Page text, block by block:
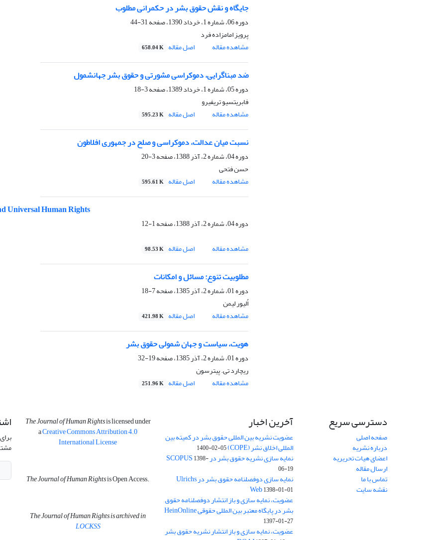
جایگاه و نقش حقوق بشر در حکمرانی مطلوب
دوره 06، شماره 1، خرداد 1390، صفحه
31-44
پرویز امامزاده فرد
مشاهده مقاله
اصل مقاله 658.04 K
ضد مبناگرایی، دموکراسی مشورتی و حقوق‌ بشر جهانشمول
دوره 05، شماره 1، خرداد 1389، صفحه
3-18
فابریتسیو تریفیرو
مشاهده مقاله
اصل مقاله 595.23 K
نسبت میان عدالت، دموکراسی و صلح در جمهوری افلاطون
دوره 04، شماره 2، آذر 1388، صفحه
3-20
حسن فتحی
مشاهده مقاله
اصل مقاله 595.61 K
Universal Human Rights
دوره 04، شماره 2، آذر 1388، صفحه
1-12
مشاهده مقاله
اصل مقاله 98.53 K
مطلوبیت تنوع: مسائل و امکانات
دوره 01، شماره 2، آذر 1385، صفحه
7-18
اُلیور لیمن
مشاهده مقاله
اصل مقاله 421.98 K
هویت، سیاست و جهان‌ شمولی حقوق بشر
دوره 01، شماره 2، آذر 1385، صفحه
19-32
ریچارد تی. پیترسون
مشاهده مقاله
اصل مقاله 251.96 K
دسترسی سریع
صفحه اصلی
درباره نشریه
اعضای هیات تحریریه
ارسال مقاله
تماس با ما
نقشه سایت
آخرین اخبار
عضویت نشریه بین المللی حقوق بشر در کمیته بین
المللی اخلاق نشر (COPE) 1400-02-05
نمایه سازی نشریه حقوق بشر در SCOPUS1398-
06-19
نمایه سازی دوفصلنامه حقوق بشر در Ulrichs
Web1398-01-01
عضویت، نمایه سازی و باز انتشار دوفصلنامه حقوق
بشر در پایگاه معتبر بین المللی حقوقی HeinOnline
1397-01-27
عضویت، نمایه سازی و باز انتشار نشریه حقوق بشر
The Journal of Human Rightsis licensed under
aCreative Commons Attribution 4.0
International License
The Journal of Human Rightsis Open Access.
The Journal of Human Rights is archived in
LOCKSS